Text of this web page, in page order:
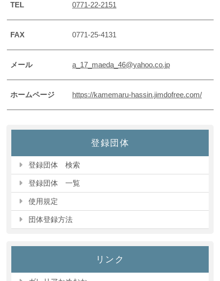
TEL 0771-22-2151
FAX 0771-25-4131
メール a_17_maeda_46@yahoo.co.jp
ホームページ https://kamemaru-hassin.jimdofree.com/
登録団体
登録団体 検索
登録団体 一覧
使用規定
団体登録方法
リンク